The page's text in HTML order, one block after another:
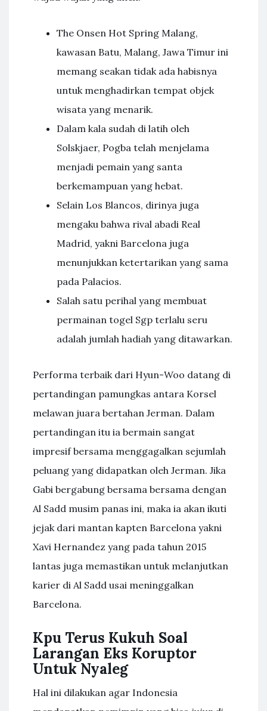
The Onsen Hot Spring Malang,
kawasan Batu, Malang, Jawa Timur ini
memang seakan tidak ada habisnya
untuk menghadirkan tempat objek
wisata yang menarik.
Dalam kala sudah di latih oleh
Solskjaer, Pogba telah menjelama
menjadi pemain yang santa
berkemampuan yang hebat.
Selain Los Blancos, dirinya juga
mengaku bahwa rival abadi Real
Madrid, yakni Barcelona juga
menunjukkan ketertarikan yang sama
pada Palacios.
Salah satu perihal yang membuat
permainan togel Sgp terlalu seru
adalah jumlah hadiah yang ditawarkan.
Performa terbaik dari Hyun-Woo datang di
pertandingan pamungkas antara Korsel
melawan juara bertahan Jerman. Dalam
pertandingan itu ia bermain sangat
impresif bersama menggagalkan sejumlah
peluang yang didapatkan oleh Jerman. Jika
Gabi bergabung bersama bersama dengan
Al Sadd musim panas ini, maka ia akan ikuti
jejak dari mantan kapten Barcelona yakni
Xavi Hernandez yang pada tahun 2015
lantas juga memastikan untuk melanjutkan
karier di Al Sadd usai meninggalkan
Barcelona.
Kpu Terus Kukuh Soal
Larangan Eks Koruptor
Untuk Nyaleg
Hal ini dilakukan agar Indonesia